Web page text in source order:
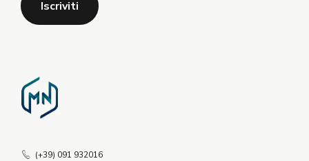
(+39) 091 932016